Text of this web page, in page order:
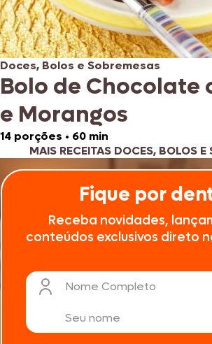
Doces, Bolos e Sobremesas
Bolo de Chocolate
e Morangos
14 porções • 60 min
MAIS RECEITAS DOCES, BOLOS E
Fique por
Receba novidades,
conteúdos exclusivos direto
Nome Completo